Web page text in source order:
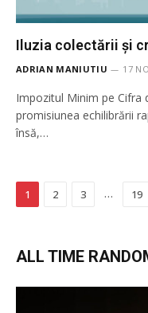
Iluzia colectării și
ADRIAN MANIUTIU 17
Impozitul Minim pe Cifra
promisiunea echilibrării
însă,…
1 2 3 … 19
ALL TIME